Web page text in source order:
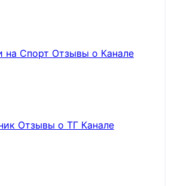
Спорт Отзывы о Канале
Отзывы о ТГ Канале